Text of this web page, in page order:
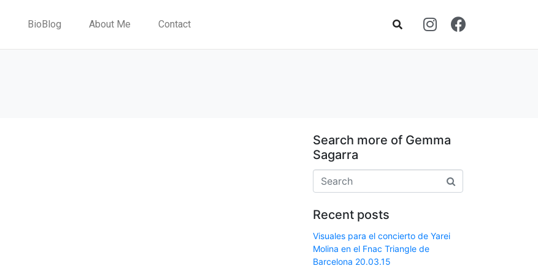
BioBlog About Me Contact
Search more of Gemma
Sagarra
Recent posts
Visuales para el concierto de Yarei
Molina en el Fnac Triangle de
Barcelona 20.03.15